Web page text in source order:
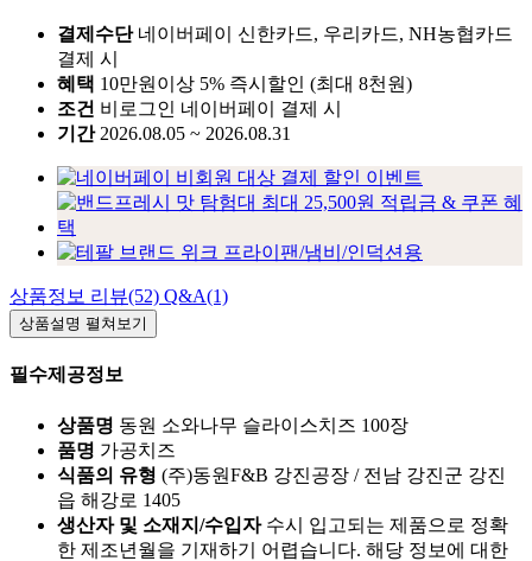
결제수단 네이버페이 신한카드, 우리카드, NH농협카드
결제 시
혜택 10만원이상 5% 즉시할인 (최대 8천원)
조건 비로그인 네이버페이 결제 시
기간 2026.08.05 ~ 2026.08.31
상품정보 리뷰(52) Q&A(1)
상품설명 펼쳐보기
필수제공정보
상품명 동원 소와나무 슬라이스치즈 100장
품명 가공치즈
식품의 유형 (주)동원F&B 강진공장 / 전남 강진군 강진
읍 해강로 1405
생산자 및 소재지/수입자 수시 입고되는 제품으로 정확
한 제조년월을 기재하기 어렵습니다. 해당 정보에 대한